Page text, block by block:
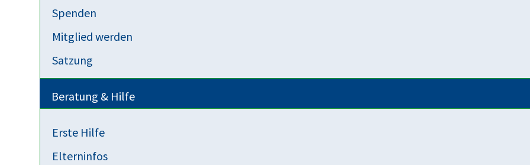
Spenden
Mitglied werden
Satzung
Beratung & Hilfe
Erste Hilfe
Elterninfos
Selbsthilfegruppe für Eltern bei Trennung und Scheidung
Event exportieren
iCal-Datei speichern